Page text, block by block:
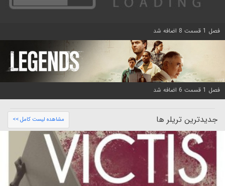
فصل 1 قسمت 8 اضافه شد
فصل 1 قسمت 6 اضافه شد
جدیدترین تریلر ها مشاهده لیست کامل >>